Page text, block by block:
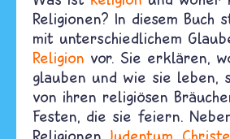
Religionen? In diesem Buch
mit unterschiedlichem
Religion vor. Sie erklären,
glauben und wie sie leben,
von ihren religiösen
Festen, die sie feiern.